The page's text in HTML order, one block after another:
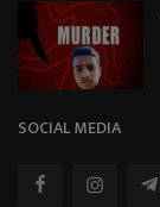
SOCIAL MEDIA